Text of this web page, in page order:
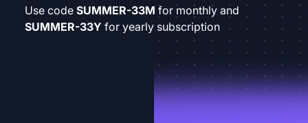
Use code SUMMER-33M for monthly and
SUMMER-33Y for yearly subscription